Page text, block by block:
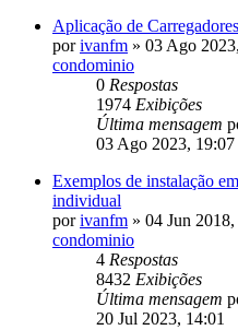
Aplicação de
porivanfm » 03 Ago
condominio
0 Respostas
1974 Exibições
Última mensagem
03 Ago 2023, 19:07
Exemplos de instalação
individual
porivanfm » 04 Jun
condominio
4 Respostas
8432 Exibições
Última mensagem
20 Jul 2023, 14:01